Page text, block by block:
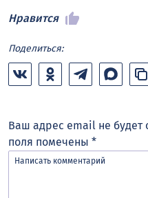
Нравится
Поделиться:
Ваш адрес email не будет
поля помечены *